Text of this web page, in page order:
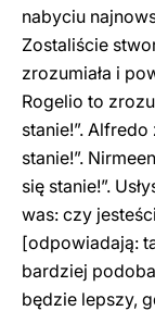
nabyciu
Zostaliście
zrozumiała i
Rogelio to
stanie!”.
stanie!”.
się stanie!”.
was: czy
[odpowiadają:
bardziej
będzie lepszy,